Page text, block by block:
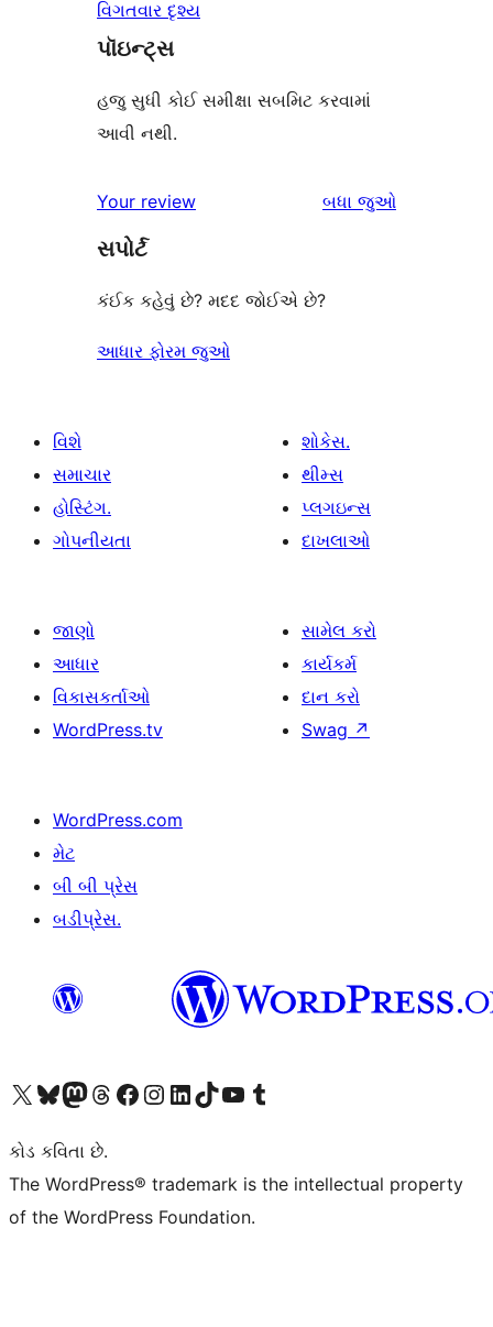
વિગતવાર દૃશ્ય
પૉઇન્ટ્સ
હજુ સુધી કોઈ સમીક્ષા સબમિટ કરવામાં
આવી નથી.
Your review બધા સમીક્ષાઓ
જુઓ
સપોર્ટ
કંઈક કહેવું છે? મદદ જોઈએ છે?
આધાર ફોરમ જુઓ
વિશે
સમાચાર
હોસ્ટિંગ.
ગોપનીયતા
શોકેસ.
થીમ્સ
પ્લગઇન્સ
દાખલાઓ
જાણો
આધાર
વિકાસકર્તાઓ
WordPress.tv
સામેલ કરો
કાર્યકર્મ
દાન કરો
Swag ↗
WordPress.com
મેટ
બી બી પ્રેસ
બડીપ્રેસ.
અમારા X (અગાઉ ટ્વિટર) એકાઉન્ટની મુલાકાત લોઅમારા Bluesky એકાઉન્ટની મુલાકાત લોઅમારા માસ્ટોડોન એકાઉન્ટની મુલાકાત લોઅમારા Threads એકાઉન્ટની મુલાકાત લો અમારા ફેસબુક પેજની મુલાકાત લોઅમારા ઇન્સ્ટાગ્રામ એકાઉન્ટની મુલાકાત લો અમારા LinkedIn એકાઉન્ટની મુલાકાત લોઅમારા TikTok એકાઉન્ટની મુલાકાત લોઅમારી YouTube ચેનલની મુલાકાત લો અમારા Tumblr એકાઉન્ટની મુલાકાત લો
કોડ કવિતા છે.
The WordPress® trademark is the intellectual property
of the WordPress Foundation.